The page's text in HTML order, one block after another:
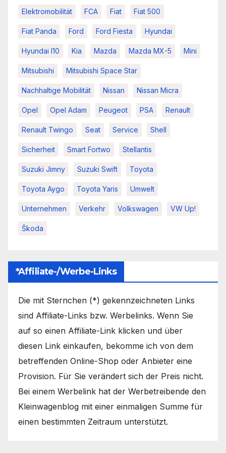
Elektromobilität FCA Fiat Fiat 500
Fiat Panda Ford Ford Fiesta Hyundai
Hyundai I10 Kia Mazda Mazda MX-5 Mini
Mitsubishi Mitsubishi Space Star
Nachhaltige Mobilität Nissan Nissan Micra
Opel Opel Adam Peugeot PSA Renault
Renault Twingo Seat Service Shell
Sicherheit Smart Fortwo Stellantis
Suzuki Jimny Suzuki Swift Toyota
Toyota Aygo Toyota Yaris Umwelt
Unternehmen Verkehr Volkswagen VW Up!
Škoda
*Affiliate-/Werbe-Links
Die mit Sternchen (*) gekennzeichneten Links
sind Affiliate-Links bzw. Werbelinks. Wenn Sie
auf so einen Affiliate-Link klicken und über
diesen Link einkaufen, bekomme ich von dem
betreffenden Online-Shop oder Anbieter eine
Provision. Für Sie verändert sich der Preis nicht.
Bei einem Werbelink hat der Werbetreibende den
Kleinwagenblog mit einer einmaligen Summe für
einen bestimmten Zeitraum unterstützt.